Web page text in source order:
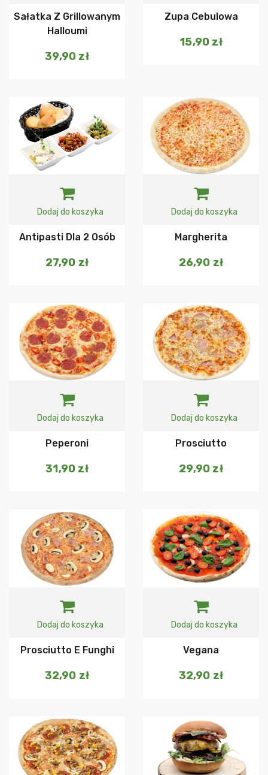
Sałatka Z Grillowanym
Halloumi
39,90 zł
Zupa Cebulowa
15,90 zł
Dodaj do koszyka
Antipasti Dla 2 Osób
27,90 zł
Dodaj do koszyka
Margherita
26,90 zł
Dodaj do koszyka
Peperoni
31,90 zł
Dodaj do koszyka
Prosciutto
29,90 zł
Dodaj do koszyka
Prosciutto E Funghi
32,90 zł
Dodaj do koszyka
Vegana
32,90 zł